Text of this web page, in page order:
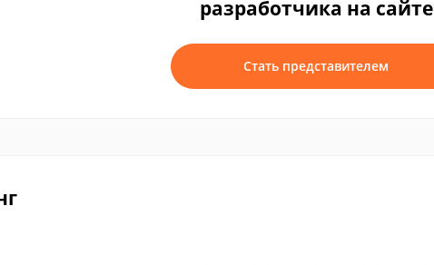
разработчика на сайте
Стать представителем